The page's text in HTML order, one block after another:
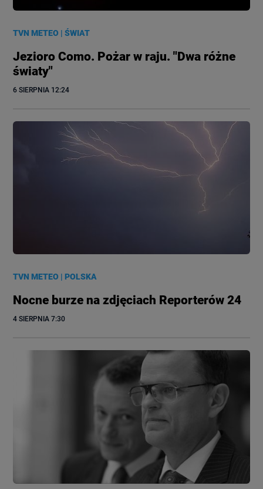
TVN METEO |ŚWIAT
Jezioro Como. Pożar w raju. "Dwa różne
światy"
6 SIERPNIA 12:24
TVN METEO |POLSKA
Nocne burze na zdjęciach Reporterów 24
4 SIERPNIA 7:30